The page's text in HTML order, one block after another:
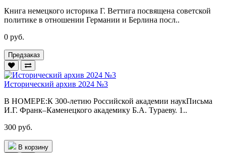
Книга немецкого историка Г. Веттига посвящена советской
политике в отношении Германии и Берлина посл..
0 руб.
Предзаказ
Исторический архив 2024 №3
В НОМЕРЕ:К 300-летию Российской академии наукПисьма
И.Г. Франк–Каменецкого академику Б.А. Тураеву. 1..
300 руб.
В корзину